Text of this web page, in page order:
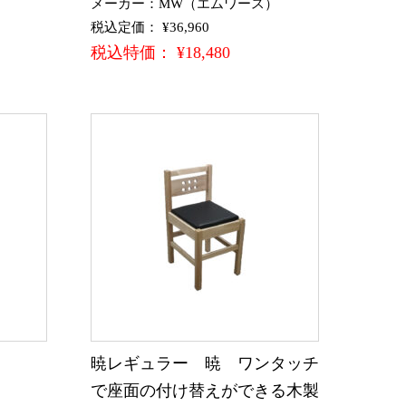
メーカー：MW（エムワース）
税込定価： ¥36,960
税込特価： ¥18,480
暁レギュラー 暁 ワンタッチ
で座面の付け替えができる木製